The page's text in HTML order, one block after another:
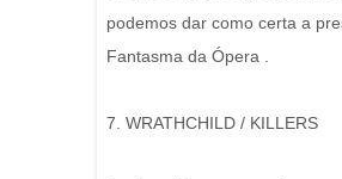
podemos dar como certa a
Fantasma da Ópera .
7. WRATHCHILD / KILLERS